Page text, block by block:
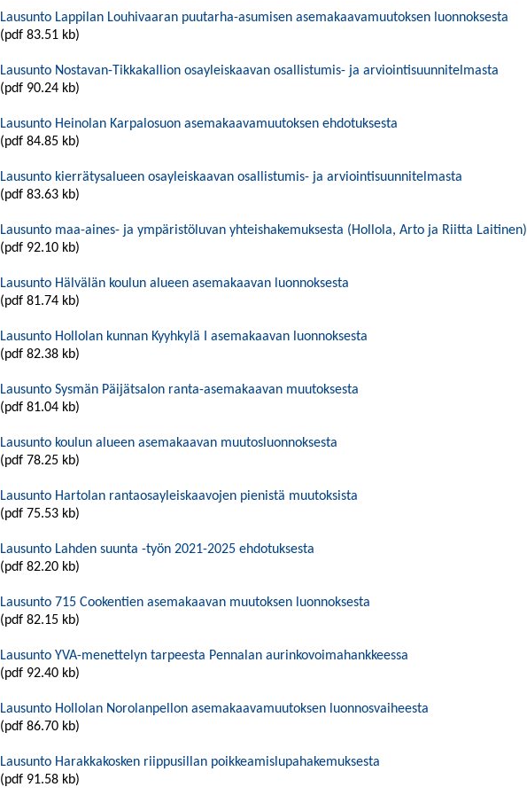
Lausunto Lappilan Louhivaaran puutarha-asumisen asemakaavamuutoksen luonnoksesta
(pdf 83.51 kb)
Lausunto Nostavan-Tikkakallion osayleiskaavan osallistumis- ja arviointisuunnitelmasta
(pdf 90.24 kb)
Lausunto Heinolan Karpalosuon asemakaavamuutoksen ehdotuksesta
(pdf 84.85 kb)
Lausunto kierrätysalueen osayleiskaavan osallistumis- ja arviointisuunnitelmasta
(pdf 83.63 kb)
Lausunto maa-aines- ja ympäristöluvan yhteishakemuksesta (Hollola, Arto ja Riitta Laitinen)
(pdf 92.10 kb)
Lausunto Hälvälän koulun alueen asemakaavan luonnoksesta
(pdf 81.74 kb)
Lausunto Hollolan kunnan Kyyhkylä I asemakaavan luonnoksesta
(pdf 82.38 kb)
Lausunto Sysmän Päijätsalon ranta-asemakaavan muutoksesta
(pdf 81.04 kb)
Lausunto koulun alueen asemakaavan muutosluonnoksesta
(pdf 78.25 kb)
Lausunto Hartolan rantaosayleiskaavojen pienistä muutoksista
(pdf 75.53 kb)
Lausunto Lahden suunta -työn 2021-2025 ehdotuksesta
(pdf 82.20 kb)
Lausunto 715 Cookentien asemakaavan muutoksen luonnoksesta
(pdf 82.15 kb)
Lausunto YVA-menettelyn tarpeesta Pennalan aurinkovoimahankkeessa
(pdf 92.40 kb)
Lausunto Hollolan Norolanpellon asemakaavamuutoksen luonnosvaiheesta
(pdf 86.70 kb)
Lausunto Harakkakosken riippusillan poikkeamislupahakemuksesta
(pdf 91.58 kb)